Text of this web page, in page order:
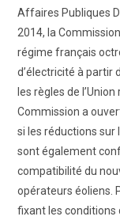
Affaires Publiques
2014, la
régime français
d’électricité à partir
les règles de
Commission a
si les réductions sur
sont également
compatibilité du
opérateurs éoliens.
fixant les conditions